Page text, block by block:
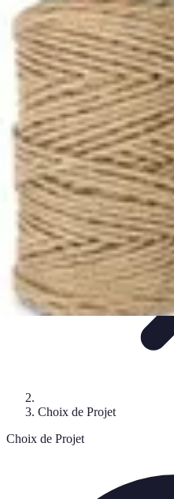
Projets Nouvelle Vie
Planification et StratégieInspiration
DurabilitéTendances
Projets Nouvelle Vie
Choix de Projet
Choix de Projet